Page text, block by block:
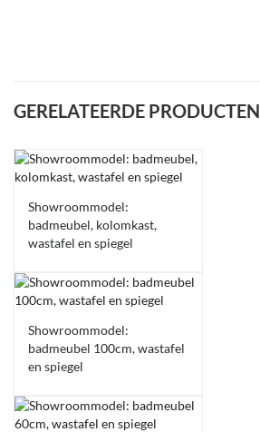
GERELATEERDE PRODUCTEN
Showroommodel:
badmeubel, kolomkast,
wastafel en spiegel
Showroommodel:
badmeubel 100cm, wastafel
en spiegel